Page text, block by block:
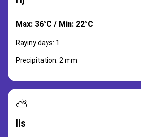
Max: 36°C / Min: 22°C
Rayiny days: 1
Precipitation: 2 mm
⛅
lis